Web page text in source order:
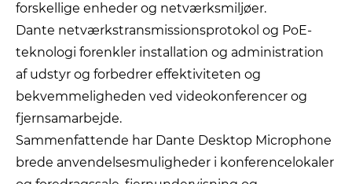
forskellige enheder og netværksmiljøer.
Dante netværkstransmissionsprotokol og PoE-
teknologi forenkler installation og administration
af udstyr og forbedrer effektiviteten og
bekvemmeligheden ved videokonferencer og
fjernsamarbejde.
Sammenfattende har Dante Desktop Microphone
brede anvendelsesmuligheder i konferencelokaler